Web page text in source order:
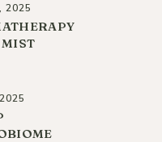
2025
MIST